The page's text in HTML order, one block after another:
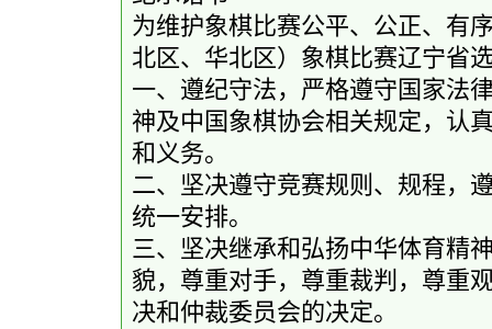
为维护象棋比赛公平、公正、有
北区、华北区）象棋比赛辽宁省
一、遵纪守法，严格遵守国家法
神及中国象棋协会相关规定，认
和义务。
二、坚决遵守竞赛规则、规程，
统一安排。
三、坚决继承和弘扬中华体育精
貌，尊重对手，尊重裁判，尊重
决和仲裁委员会的决定。